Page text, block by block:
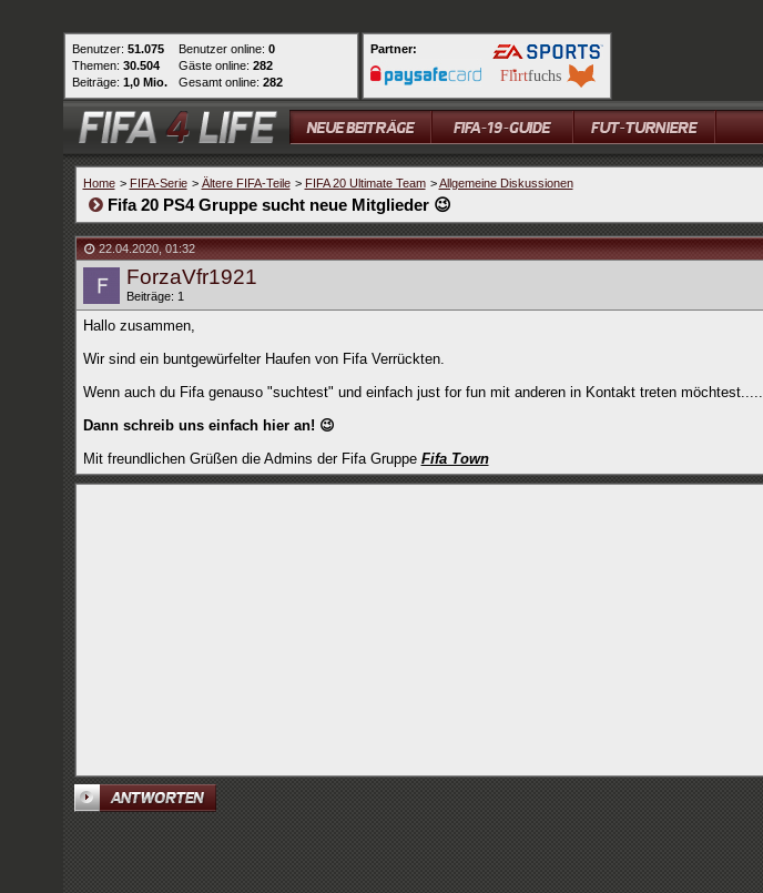
Benutzer: 51.075
Themen: 30.504
Beiträge: 1,0 Mio.
Benutzer online: 0
Gäste online: 282
Gesamt online: 282
Partner:
Home > FIFA-Serie > Ältere FIFA-Teile > FIFA 20 Ultimate Team >Allgemeine Diskussionen
Fifa 20 PS4 Gruppe sucht neue Mitglieder 😉
22.04.2020,01:32
ForzaVfr1921
Beiträge: 1
Hallo zusammen,
Wir sind ein buntgewürfelter Haufen von Fifa Verrückten.
Wenn auch du Fifa genauso "suchtest" und einfach just for fun mit anderen in Kontakt treten möchtest.....
Dann schreib uns einfach hier an! 😉
Mit freundlichen Grüßen die Admins der Fifa Gruppe Fifa Town